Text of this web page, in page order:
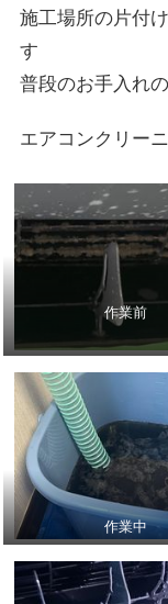
施工場所の片付
す
普段のお手入れ
エアコンクリー
作業前
作業中